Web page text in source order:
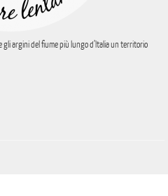
argini del fiume più lungo d’Italia un territorio